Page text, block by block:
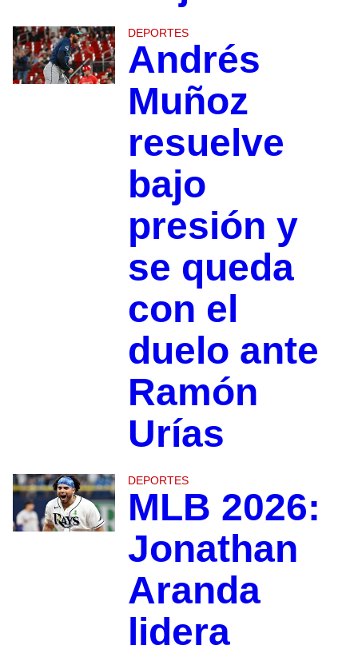
DEPORTES
Andrés
Muñoz
resuelve
bajo
presión y
se queda
con el
duelo ante
Ramón
Urías
DEPORTES
MLB 2026:
Jonathan
Aranda
lidera